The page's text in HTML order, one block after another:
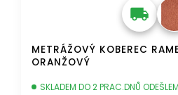
METRÁŽOVÝ KOBEREC
ORANŽOVÝ
SKLADEM DO 2 PRAC.DNŮ